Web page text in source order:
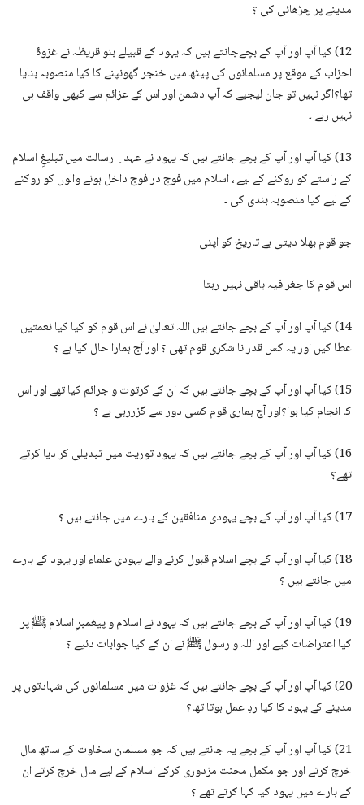
مدینے پر چڑھائی کی ؟
12) کیا آپ اور آپ کے بچےجانتے ہیں کہ یہود کے قبیلے بنو قریظہ نے غزوۂ
احزاب کے موقع پر مسلمانوں کی پیٹھ میں خنجر گھونپنے کا کیا منصوبہ بنایا
تھا؟اگر نہیں تو جان لیجیے کہ آپ دشمن اور اس کے عزائم سے کبھی واقف ہی
نہیں رہے ۔
13) کیا آپ اور آپ کے بچے جانتے ہیں کہ یہود نے عہد ِ رسالت میں تبلیغِ اسلام
کے راستے کو روکنے کے لیے ، اسلام میں فوج در فوج داخل ہونے والوں کو روکنے
کے لیے کیا منصوبہ بندی کی ۔
جو قوم بھلا دیتی ہے تاریخ کو اپنی
اس قوم کا جغرافیہ باقی نہیں رہتا
14) کیا آپ اور آپ کے بچے جانتے ہیں اللہ تعالیٰ نے اس قوم کو کیا کیا نعمتیں
عطا کیں اور یہ کس قدر نا شکری قوم تھی ؟ اور آج ہمارا حال کیا ہے ؟
15) کیا آپ اور آپ کے بچے جانتے ہیں کہ ان کے کرتوت و جرائم کیا تھے اور اس
کا انجام کیا ہوا؟اور آج ہماری قوم کسی دور سے گزررہی ہے ؟
16) کیا آپ اور آپ کے بچے جانتے ہیں کہ یہود توریت میں تبدیلی کر دیا کرتے
تھے؟
17) کیا آپ اور آپ کے بچے یہودی منافقین کے بارے میں جانتے ہیں ؟
18) کیا آپ اور آپ کے بچے اسلام قبول کرنے والے یہودی علماء اور یہود کے بارے
میں جانتے ہیں ؟
19) کیا آپ اور آپ کے بچے جانتے ہیں کہ یہود نے اسلام و پیغمبرِ اسلام ﷺ پر
کیا اعتراضات کیے اور اللہ و رسول ﷺ نے ان کے کیا جوابات دئیے ؟
20) کیا آپ اور آپ کے بچے جانتے ہیں کہ غزوات میں مسلمانوں کی شہادتوں پر
مدینے کے یہود کا کیا ردِ عمل ہوتا تھا؟
21) کیا آپ اور آپ کے بچے یہ جانتے ہیں کہ جو مسلمان سخاوت کے ساتھ مال
خرچ کرتے اور جو مکمل محنت مزدوری کرکے اسلام کے لیے مال خرچ کرتے ان
کے بارے میں یہود کیا کہا کرتے تھے ؟